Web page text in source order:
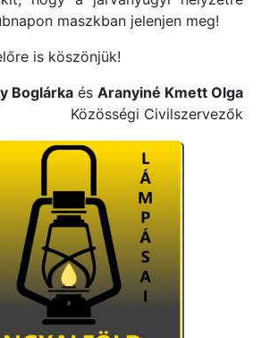
maszkban jelenjen meg!
is köszönjük!
Boglárka és Aranyiné Kmett Olga
Közösségi Civilszervezők